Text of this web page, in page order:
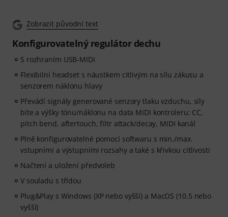
Zobrazit původní text
Konfigurovatelný regulátor dechu
S rozhraním USB-MIDI
Flexibilní headset s náustkem citlivým na sílu zákusu a
senzorem náklonu hlavy
Převádí signály generované senzory tlaku vzduchu, síly
bite a výšky tónu/náklonu na data MIDI kontroleru: CC,
pitch bend, aftertouch, filtr attack/decay, MIDI kanál
Plně konfigurovatelné pomocí softwaru s min./max.
vstupními a výstupními rozsahy a také s křivkou citlivosti
Načtení a uložení předvoleb
V souladu s třídou
Plug&Play s Windows (XP nebo vyšší) a MacOS (10.5 nebo
vyšší)